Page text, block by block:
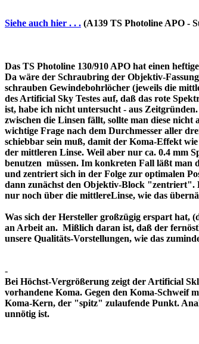
Siehe auch hier . . . (A139 TS Photoline APO -
Das TS Photoline 130/910 APO hat einen
Da wäre der Schraubring der Objektiv-
schrauben Gewindebohrlöcher (jeweils die
des Artificial Sky Testes auf, daß das rote
ist, habe ich nicht untersucht - aus
zwischen die Linsen fällt, sollte man diese
wichtige Frage nach dem Durchmesser aller
schiebbar sein muß, damit der Koma-Effekt
der mittleren Linse. Weil aber nur ca. 0.4 mm
benutzen müssen. Im konkreten Fall läßt man
und zentriert sich in der Folge zur optimalen
dann zunächst den Objektiv-Block "zentriert".
nur noch über die mittlereLinse, wie das
Was sich der Hersteller großzügig erspart
an Arbeit an. Mißlich daran ist, daß der
unsere Qualitäts-Vorstellungen, wie das
-
Bei Höchst-Vergrößerung zeigt der Artificial
vorhandene Koma. Gegen den Koma-Schweif
Koma-Kern, der "spitz" zulaufende Punkt.
unnötig ist.